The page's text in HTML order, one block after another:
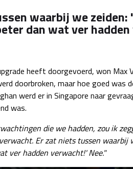
waarbij we zeiden:
dan wat ver
heeft doorgevoerd, won Max
doorbroken, maar hoe goed was
werd er in Singapore naar
was.
die we hadden, zou ik
Er zat niets tussen waarbij
ver hadden verwacht!' Nee."